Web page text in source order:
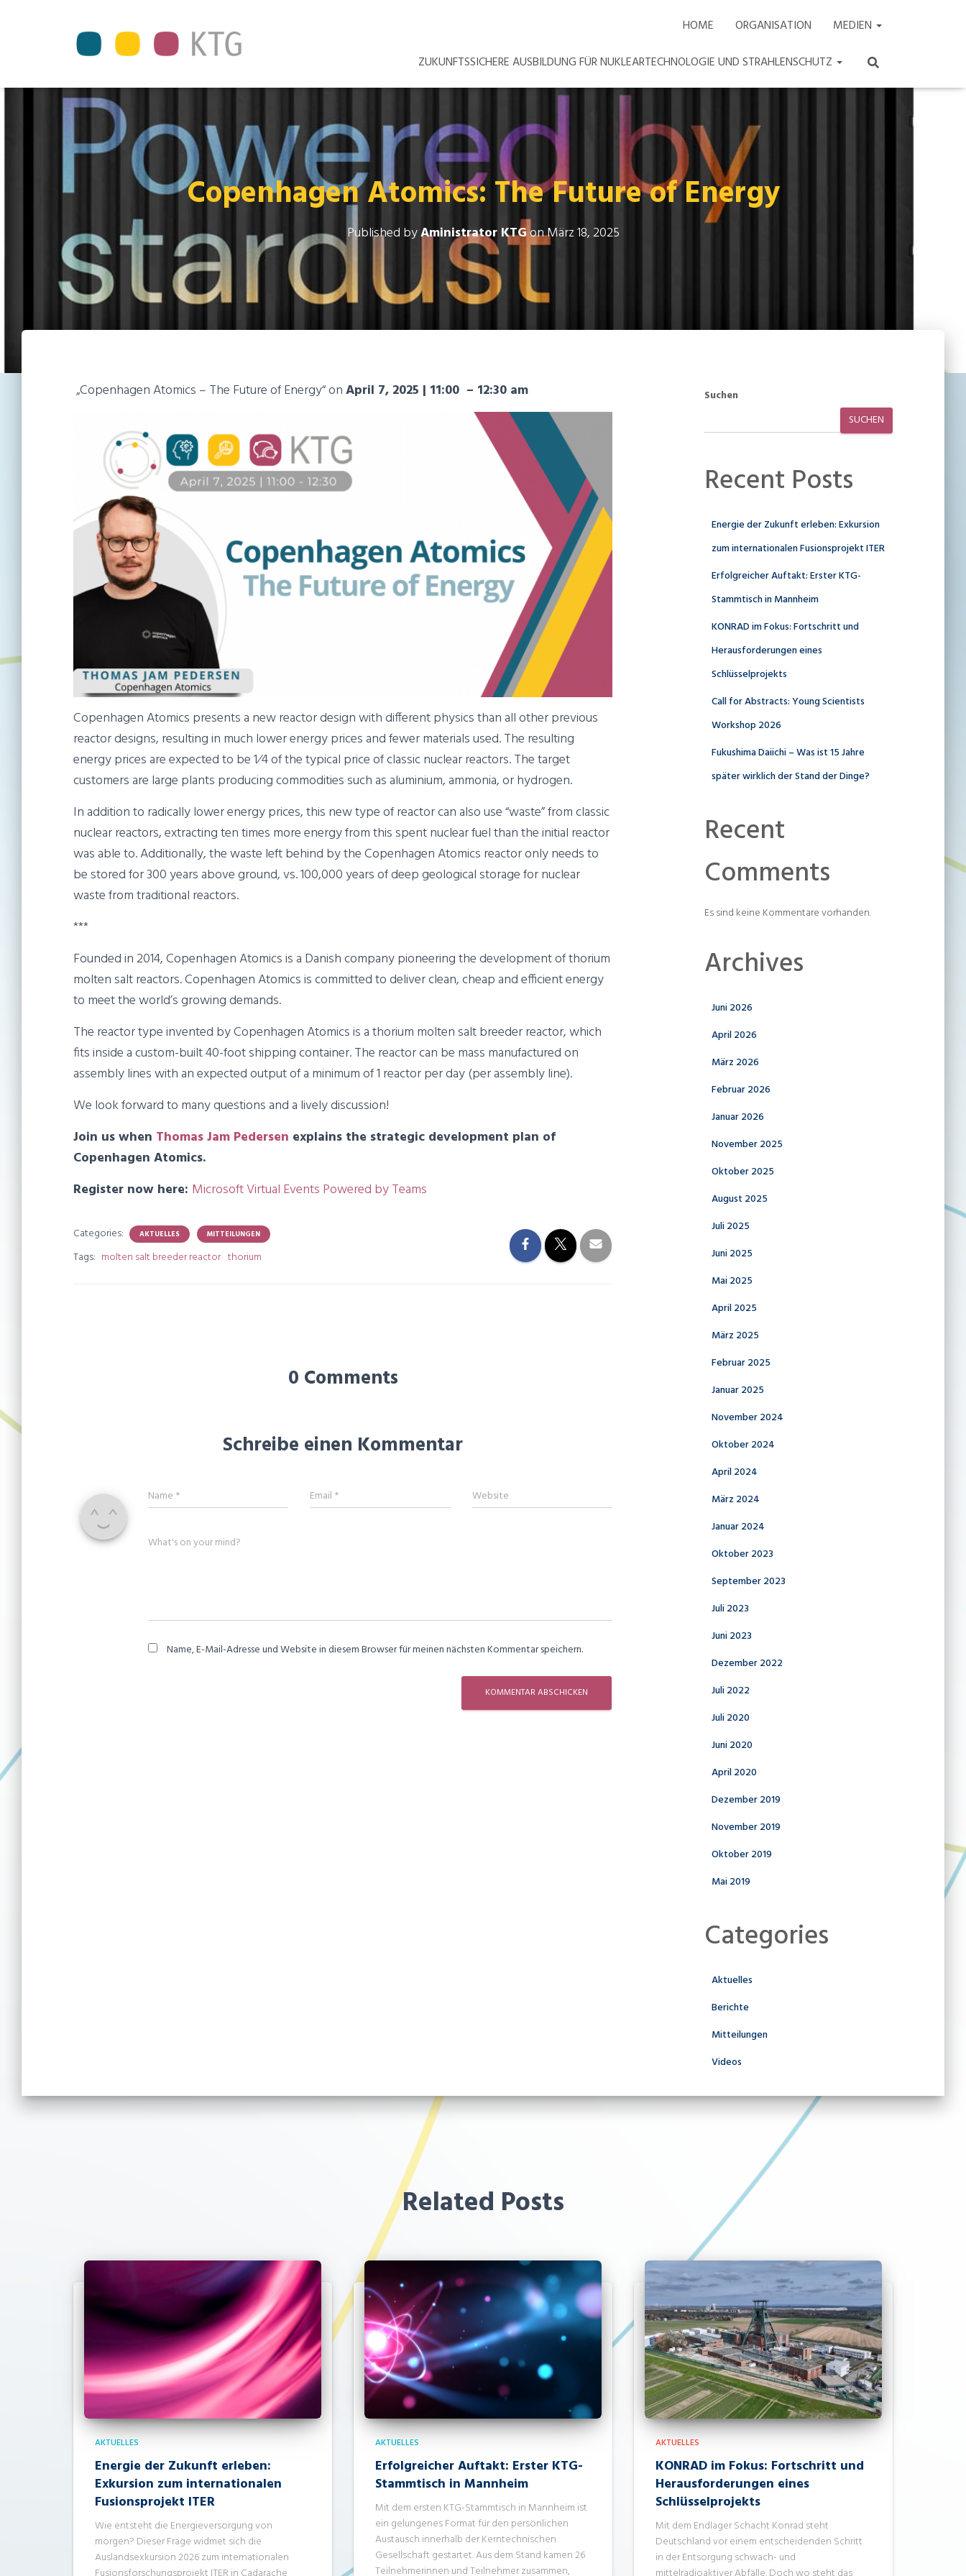
HOME ORGANISATION
MEDIEN
ZUKUNFTSSICHERE AUSBILDUNG FÜR NUKLEARTECHNOLOGIE UND STRAHLENSCHUTZ
Copenhagen Atomics: The Future of Energy
Published byAministrator KTGonMärz 18, 2025
„Copenhagen Atomics – The Future of Energy“ onApril 7, 2025 | 11:00 – 12:30 am
Copenhagen Atomics presents a new reactor design with different physics than all other previous
reactor designs, resulting in much lower energy prices and fewer materials used. The resulting
energy prices are expected to be 1⁄4 of the typical price of classic nuclear reactors. The target
customers are large plants producing commodities such as aluminium, ammonia, or hydrogen.
In addition to radically lower energy prices, this new type of reactor can also use “waste” from classic
nuclear reactors, extracting ten times more energy from this spent nuclear fuel than the initial reactor
was able to. Additionally, the waste left behind by the Copenhagen Atomics reactor only needs to
be stored for 300 years above ground, vs. 100,000 years of deep geological storage for nuclear
waste from traditional reactors.
***
Founded in 2014, Copenhagen Atomics is a Danish company pioneering the development of thorium
molten salt reactors. Copenhagen Atomics is committed to deliver clean, cheap and efficient energy
to meet the world’s growing demands.
The reactor type invented by Copenhagen Atomics is a thorium molten salt breeder reactor, which
fits inside a custom-built 40-foot shipping container. The reactor can be mass manufactured on
assembly lines with an expected output of a minimum of 1 reactor per day (per assembly line).
We look forward to many questions and a lively discussion!
Join us when Thomas Jam Pedersen explains the strategic development plan of
Copenhagen Atomics.
Register now here: Microsoft Virtual Events Powered by Teams
Categories: AKTUELLES MITTEILUNGEN
Tags: molten salt breeder reactor thorium
0 Comments
Schreibe einen Kommentar
Name * Email * Website
What's on your mind?
Name, E-Mail-Adresse und Website in diesem Browser für meinen nächsten Kommentar speichern.
Suchen
SUCHEN
Recent Posts
Energie der Zukunft erleben: Exkursion
zum internationalen Fusionsprojekt ITER
Erfolgreicher Auftakt: Erster KTG-
Stammtisch in Mannheim
KONRAD im Fokus: Fortschritt und
Herausforderungen eines
Schlüsselprojekts
Call for Abstracts: Young Scientists
Workshop 2026
Fukushima Daiichi – Was ist 15 Jahre
später wirklich der Stand der Dinge?
Recent
Comments
Es sind keine Kommentare vorhanden.
Archives
Juni 2026
April 2026
März 2026
Februar 2026
Januar 2026
November 2025
Oktober 2025
August 2025
Juli 2025
Juni 2025
Mai 2025
April 2025
März 2025
Februar 2025
Januar 2025
November 2024
Oktober 2024
April 2024
März 2024
Januar 2024
Oktober 2023
September 2023
Juli 2023
Juni 2023
Dezember 2022
Juli 2022
Juli 2020
Juni 2020
April 2020
Dezember 2019
November 2019
Oktober 2019
Mai 2019
Categories
Aktuelles
Berichte
Mitteilungen
Videos
Related Posts
AKTUELLES
Energie der Zukunft erleben:
Exkursion zum internationalen
Fusionsprojekt ITER
Wie entsteht die Energieversorgung von
morgen? Dieser Frage widmet sich die
Auslandsexkursion 2026 zum internationalen
AKTUELLES
Erfolgreicher Auftakt: Erster KTG-
Stammtisch in Mannheim
Mit dem ersten KTG-Stammtisch in Mannheim ist
ein gelungenes Format für den persönlichen
Austausch innerhalb der Kerntechnischen
Gesellschaft gestartet. Aus dem Stand kamen 26
Teilnehmerinnen und Teilnehmer zusammen,
AKTUELLES
KONRAD im Fokus: Fortschritt und
Herausforderungen eines
Schlüsselprojekts
Mit dem Endlager Schacht Konrad steht
Deutschland vor einem entscheidenden Schritt
in der Entsorgung schwach- und